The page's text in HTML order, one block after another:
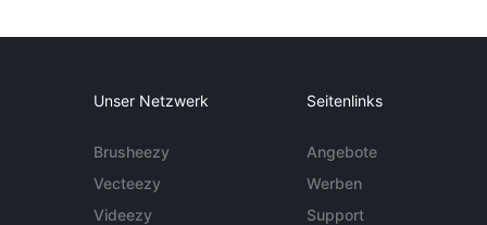
Unser Netzwerk
Brusheezy
Vecteezy
Videezy
Seitenlinks
Angebote
Werben
Support